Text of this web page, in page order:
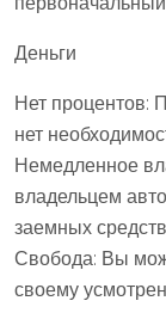
Деньги
Нет процентов:
нет
Немедленное
владельцем
заемных
Свобода: Вы
своему